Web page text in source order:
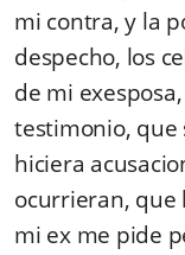
mi contra, y la
despecho, los
de mi
testimonio, que
hiciera
ocurrieran, que
mi ex me pide